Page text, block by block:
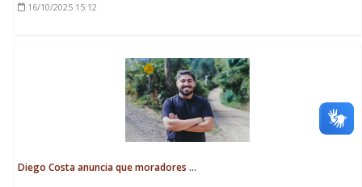
16/10/2025 15:12
Diego Costa anuncia que moradores ...